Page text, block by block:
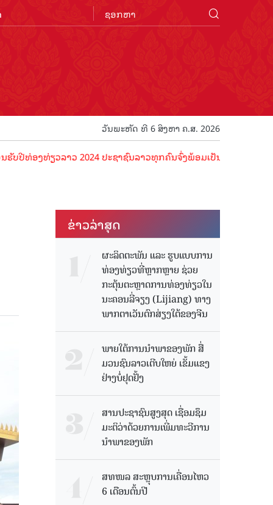
ວັນພະຫັດ ທີ 6 ສິງຫາ ຄ.ສ. 2026
ທ່ຽວລາວ 2024 ປະຊາຊົນລາວທຸກຄົນຈົ່ງພ້ອມເປັນເຈົ້າພາບທີ່ດີ ຕ້ອນຮັບ
ຂ່າວ​ລ່າ​ສຸດ
ຜະລິດຕະພັນ ແລະ ຮູບແບບການ
ທ່ອງທ່ຽວທີ່ຫຼາກຫຼາຍ ຊ່ວຍ
ກະຕຸ້ນຕະຫຼາດການທ່ອງທ່ຽວໃນ
ນະຄອນລີ່ຈຽງ (Lijiang) ທາງ
ພາກຕາເວັນຕົກສ່ຽງໃຕ້ຂອງຈີນ
ພາຍໃຕ້ການນໍາພາຂອງພັກ ສື່
ມວນຊົນລາວເຕີບໃຫຍ່ ເຂັ້ມແຂງ
ຢ່າງບໍ່ຢຸດຢັ້ງ
ສານປະຊາຊົນສູງສຸດ ເຊື່ອມຊຶມ
ມະຕິວ່າດ້ວຍການເພີ່ມທະວີການ
ນຳພາຂອງພັກ
ສທໜລ ສະຫຼຸບການເຄື່ອນໄຫວ
6 ເດືອນຕົ້ນປີ